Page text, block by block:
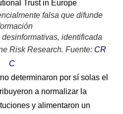
falsa que difunde
identificada
Risk Research. Fuente: CR
C
determinaron por sí solas el
a normalizar la
y alimentaron un